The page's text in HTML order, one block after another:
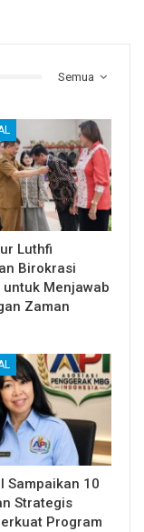
Semua
Luthfi
Birokrasi
Menjawab
Zaman
Sampaikan 10
Strategis
Program